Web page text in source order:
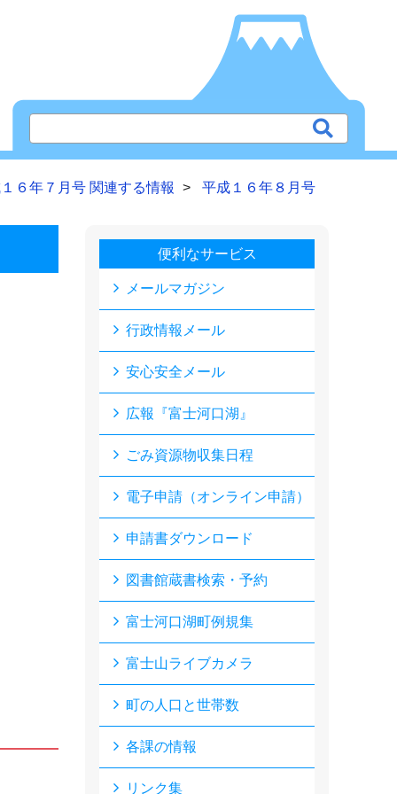
６年７月号 関連する情報 平成１６年８月号
便利なサービス
メールマガジン
行政情報メール
安心安全メール
広報『富士河口湖』
ごみ資源物収集日程
電子申請（オンライン申請）
申請書ダウンロード
図書館蔵書検索・予約
富士河口湖町例規集
富士山ライブカメラ
町の人口と世帯数
各課の情報
リンク集